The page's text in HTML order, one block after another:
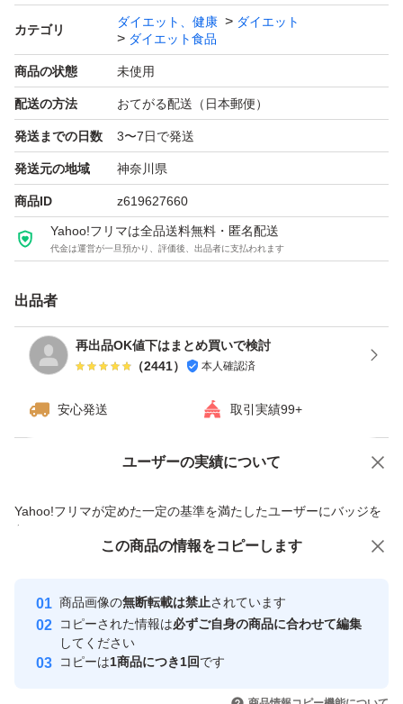
カテゴリ
ダイエット、健康
ダイエット
ダイエット食品
商品の状態 未使用
配送の方法 おてがる配送（日本郵便）
発送までの日数 3〜7日で発送
発送元の地域 神奈川県
商品ID z619627660
Yahoo!フリマは全品送料無料・匿名配送
代金は運営が一旦預かり、評価後、出品者に支払われます
出品者
再出品OK値下はまとめ買いで検討
（2441） 本人確認済
安心発送 取引実績99+
ユーザーの実績について
Yahoo!フリマが定めた一定の基準を満たしたユーザーにバッジを
付与しています
安心取引出品者
心・安全なユーザーです
取引実績
引を完了させた実績があります
価格の相談 商品への質問
この商品の情報をコピーします
商品画像の無断転載は禁止されています
コピーされた情報は必ずご自身の商品に合わせて編集
してください
コピーは1商品につき1回です
この商品をみている人にオススメ